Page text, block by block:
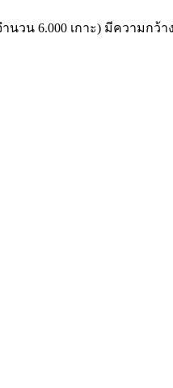
วน 6.000 เกาะ) มีความก